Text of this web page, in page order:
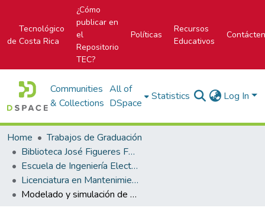
Tecnológico
de Costa Rica
¿Cómo
publicar en
el
Repositorio
TEC?
Políticas
Recursos
Educativos
Communities
& Collections
All of
DSpace
Statistics Log In
Home
Trabajos de Graduación
Biblioteca José Figueres Ferrer
Escuela de Ingeniería Electromecánica
Licenciatura en Mantenimiento Industrial
Modelado y simulación de un circuito de distribución de media tensión de JASEC para el análisis de la capacidad de penetración de generación distribuida, bajo el marco de la Ley 10086